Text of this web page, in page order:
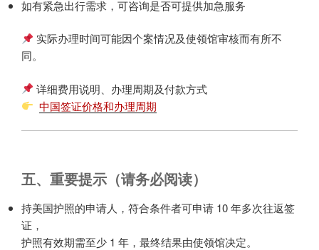
如有紧急出行需求，可咨询是否可提供加急服务
实际办理时间可能因个案情况及使领馆审核而有所不
同。
详细费用说明、办理周期及付款方式
中国签证价格和办理周期
五、重要提示（请务必阅读）
持美国护照的申请人，符合条件者可申请 10 年多次往返签
证，
护照有效期需至少 1 年，最终结果由使领馆决定。